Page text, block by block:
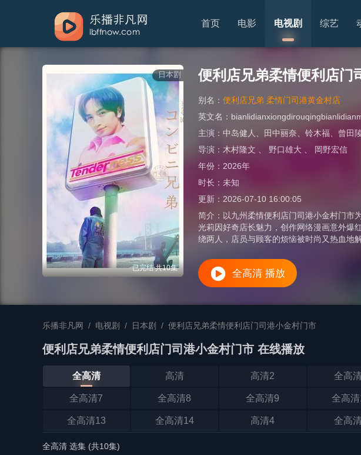
首页 电影 电视剧 综艺
日本剧
已完结 共10集
便利店兄弟柔情便利店门
别名： 便利店兄弟 柔情门司港黄金村店
英文名：
主演： 中岛健人 田中丽奈 铃木福 曾田
导演： 木村隆文 野口雄大
岡野宏信
年份： 2026年
时长： 未知
更新： 2026-07-10 16:00:05
简介： 以九州柔情便利店门司港小金村门市
光莉因好奇店长魅力，创作网络漫画意外爆
绕两人，店员与顾客的烦恼被时尚又热血地
全高清 播放
乐播非凡网 / 电视剧 / 日本剧 / 便利店兄弟柔情便利店门司港小金村门市
便利店兄弟柔情便利店门司港小金村门市 在线播放
全高清 高清 高清2 全高
全高清7 全高清8 全高清9 全高
全高清13 全高清14 高清4 全高
全高清 选集 (共10集)